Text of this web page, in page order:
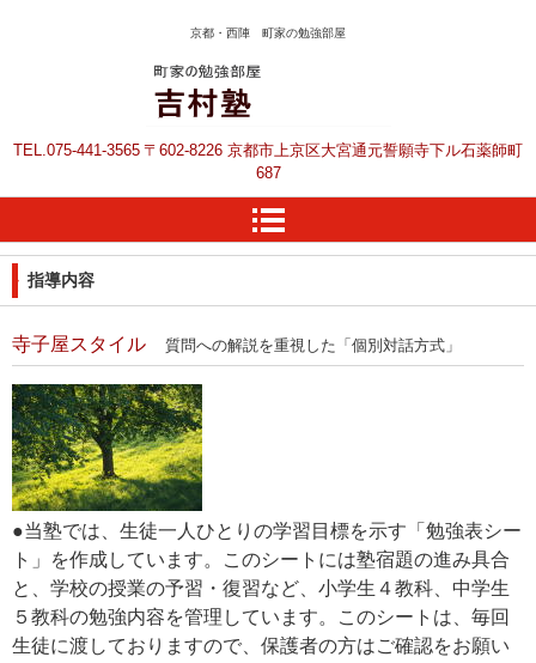
京都の塾 上京区の塾
吉村塾です
京都・西陣 町家の勉強部屋
TEL.075-441-3565 〒602-8226 京都市上京区大宮通元誓願寺下ル石薬師町
687
指導内容
寺子屋スタイル 質問への解説を重視した「個別対話方式」
●当塾では、生徒一人ひとりの学習目標を示す「勉強表シー
ト」を作成しています。このシートには塾宿題の進み具合
と、学校の授業の予習・復習など、小学生４教科、中学生
５教科の勉強内容を管理しています。このシートは、毎回
生徒に渡しておりますので、保護者の方はご確認をお願い